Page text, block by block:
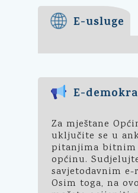
E-usluge
E-
Za mještane
uključite se u
pitanjima bitnim
općinu.
savjetodavnim
Osim toga, na